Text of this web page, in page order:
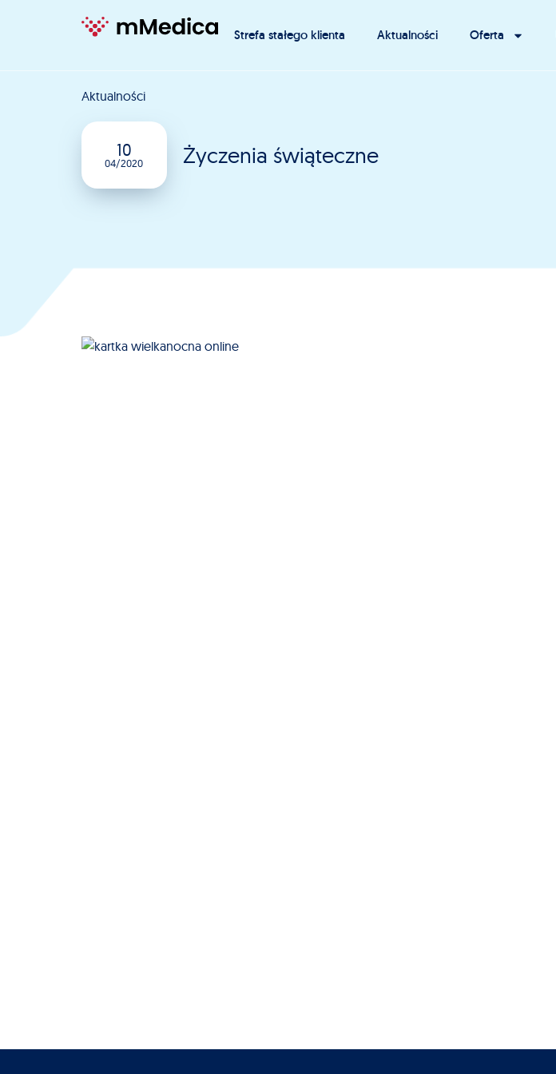
Strefa stałego klienta Aktualności Oferta
Aktualności
10
04/2020 Życzenia świąteczne